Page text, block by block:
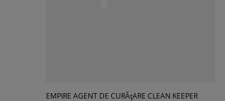
EMPIRE AGENT DE CURĂțARE CLEAN KEEPER